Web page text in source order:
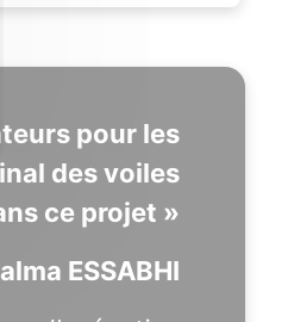
pour les
des voiles
ce projet »
ESSABHI